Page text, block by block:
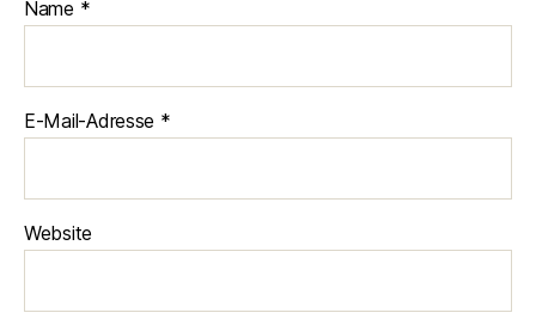
Name *
E-Mail-Adresse *
Website